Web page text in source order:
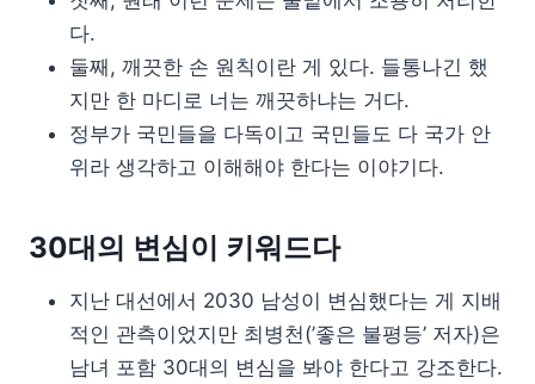
다.
둘째, 깨끗한 손 원칙이란 게 있다. 들통나긴 했
지만 한 마디로 너는 깨끗하냐는 거다.
정부가 국민들을 다독이고 국민들도 다 국가 안
위라 생각하고 이해해야 한다는 이야기다.
30대의 변심이 키워드다
지난 대선에서 2030 남성이 변심했다는 게 지배
적인 관측이었지만 최병천(’좋은 불평등’ 저자)은
남녀 포함 30대의 변심을 봐야 한다고 강조한다.